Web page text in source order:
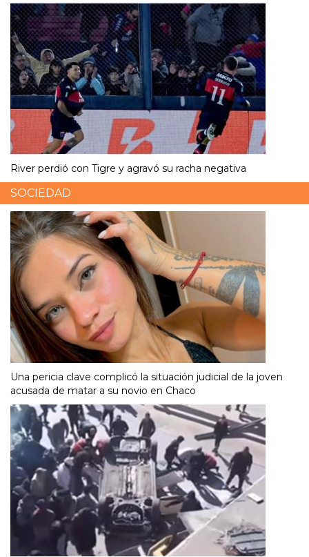
River perdió con Tigre y agravó su racha negativa
SOCIEDAD
Una pericia clave complicó la situación judicial de la joven
acusada de matar a su novio en Chaco